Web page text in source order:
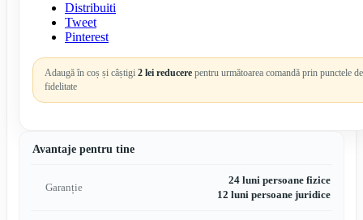
Avantaje pentru tine
Garanție
24 luni persoane fizice
12 luni persoane juridice
Distribuiti
Tweet
Pinterest
Adaugă în coș și câștigi 2 lei reducere pentru următoarea comandă prin punctele de
fidelitate